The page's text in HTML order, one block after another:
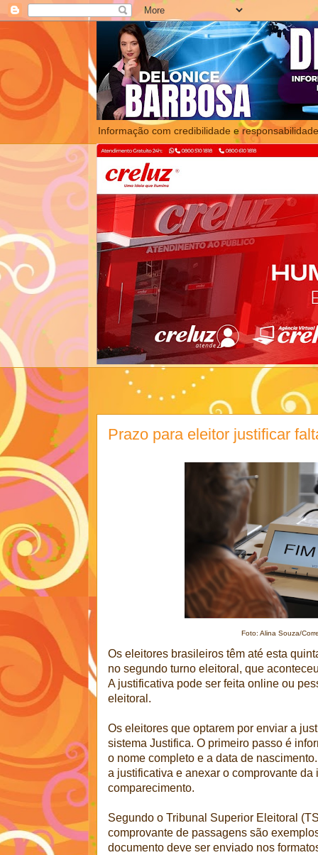
Informação com credibilidade e
Prazo para eleitor justificar
Foto: Alina Souza/
Os eleitores brasileiros têm até esta
no segundo turno eleitoral, que
A justificativa pode ser feita online ou
eleitoral.
Os eleitores que optarem por enviar a
sistema Justifica. O primeiro passo é
o nome completo e a data de
a justificativa e anexar o comprovante
comparecimento.
Segundo o Tribunal Superior Eleitoral
comprovante de passagens são
documento deve ser enviado nos